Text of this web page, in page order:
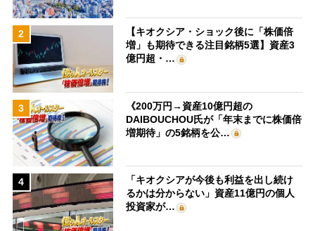
2
【キオクシア・ショック後に「株価倍
増」も期待できる注目銘柄5選】資産3
億円超・…
3
《200万円→資産10億円超の
DAIBOUCHOU氏が「年末までに株価倍
増期待」の5銘柄を公…
4
「キオクシアが今後も利益を出し続け
るかは分からない」資産11億円の個人
投資家が…